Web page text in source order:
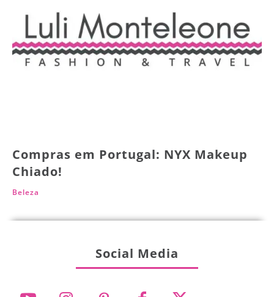
Compras em Portugal: NYX Makeup
Chiado!
Beleza
Social Media